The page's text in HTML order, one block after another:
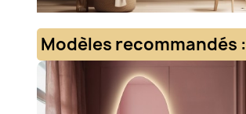
Modèles recommandés :